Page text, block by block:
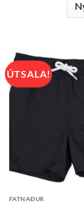
ÚTSALA!
FATNAÐUR